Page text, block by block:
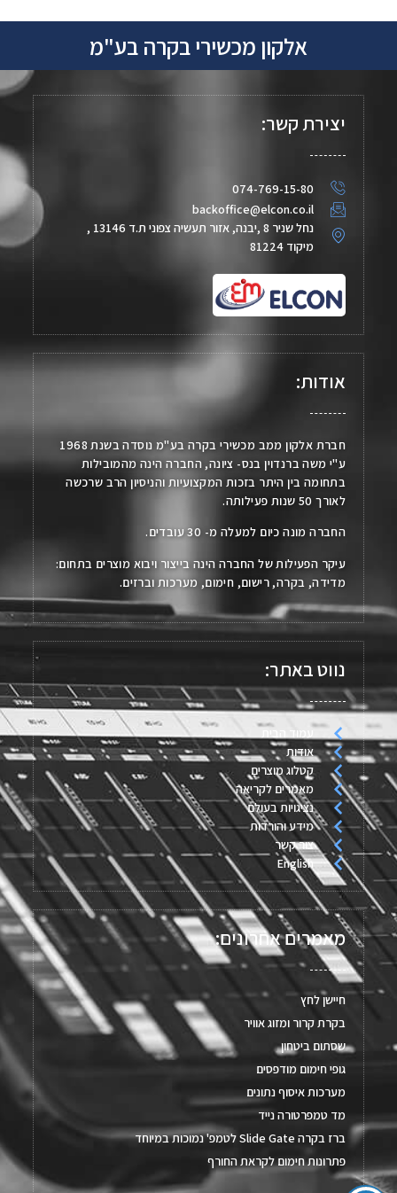
אלקון מכשירי בקרה בע"מ
יצירת קשר:
074-769-15-80
backoffice@elcon.co.il
נחל שניר 8 ,יבנה, אזור תעשיה צפוני ת.ד 13146 ,
מיקוד 81224
אודות:
חברת אלקון ממב מכשירי בקרה בע"מ נוסדה בשנת 1968
ע"י משה ברנדוין בנס- ציונה, החברה הינה מהמובילות
בתחומה בין היתר בזכות המקצועיות והניסיון הרב שרכשה
לאורך 50 שנות פעילותה.
החברה מונה כיום למעלה מ- 30 עובדים.
עיקר הפעילות של החברה הינה בייצור ויבוא מוצרים בתחום:
מדידה, בקרה, רישום, חימום, מערכות וברזים.
נווט באתר:
עמוד הבית
אודות
קטלוג מוצרים
מאמרים לקריאה
נציגויות בעולם
מידע והורדות
צור קשר
English
מאמרים אחרונים:
חיישן לחץ
בקרת קרור ומזוג אוויר
שסתום ביטחון
גופי חימום מודפסים
מערכות איסוף נתונים
מד טמפרטורה נייד
ברז בקרה Slide Gate לטמפ' נמוכות במיוחד
פתרונות חימום לקראת החורף